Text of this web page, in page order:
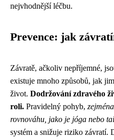
nejvhodnější léčbu.
Prevence: jak
Závratě, ačkoliv nepříjemné,
existuje mnoho způsobů, jak
život. Dodržování zdravého
roli. Pravidelný pohyb,
rovnováhu, jako je jóga nebo
systém a snižuje riziko závratí.